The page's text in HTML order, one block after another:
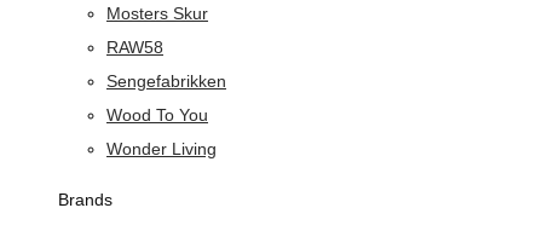
Mosters Skur
RAW58
Sengefabrikken
Wood To You
Wonder Living
Brands